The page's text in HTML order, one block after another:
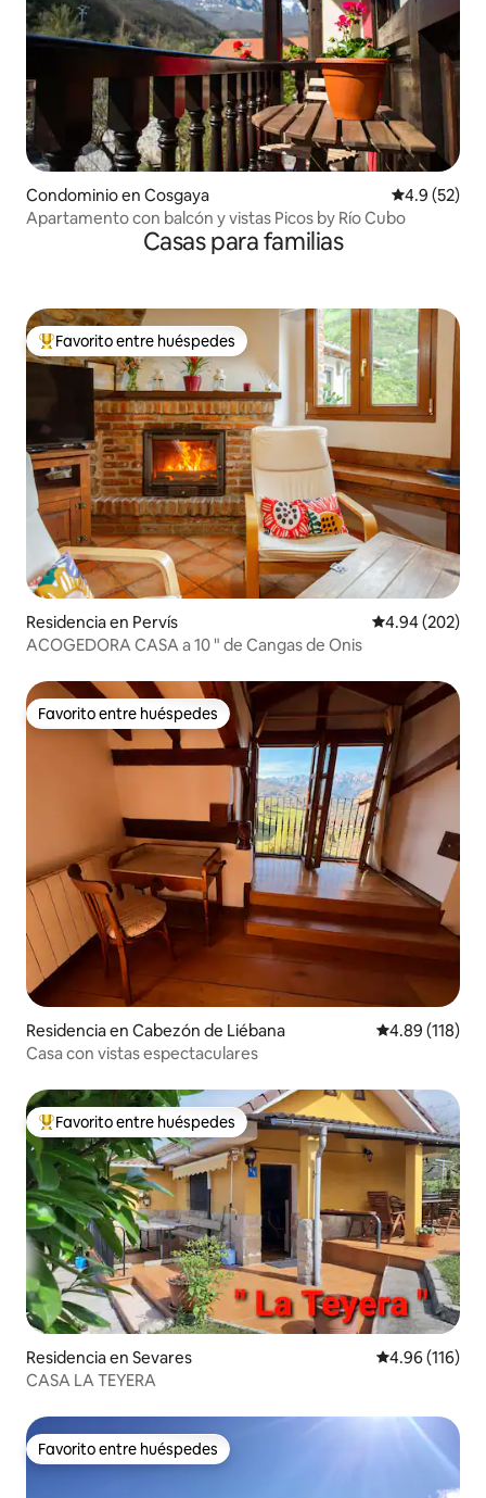
Condominio en Cosgaya Calificación
4.9 (52)
Apartamento con balcón y vistas Picos by Río Cubo
Casas para familias
De los mejores en Favorito entre huéspedes
Favorito entre huéspedes
Residencia en Pervís Calificación
4.94 (202)
ACOGEDORA CASA a 10 " de Cangas de Onis
Favorito entre huéspedes
Favorito entre huéspedes
Residencia en Cabezón de Liébana Calificación
4.89 (118)
Casa con vistas espectaculares
De los mejores en Favorito entre huéspedes
Favorito entre huéspedes
Residencia en Sevares Calificación
4.96 (116)
CASA LA TEYERA
Favorito entre huéspedes
Favorito entre huéspedes